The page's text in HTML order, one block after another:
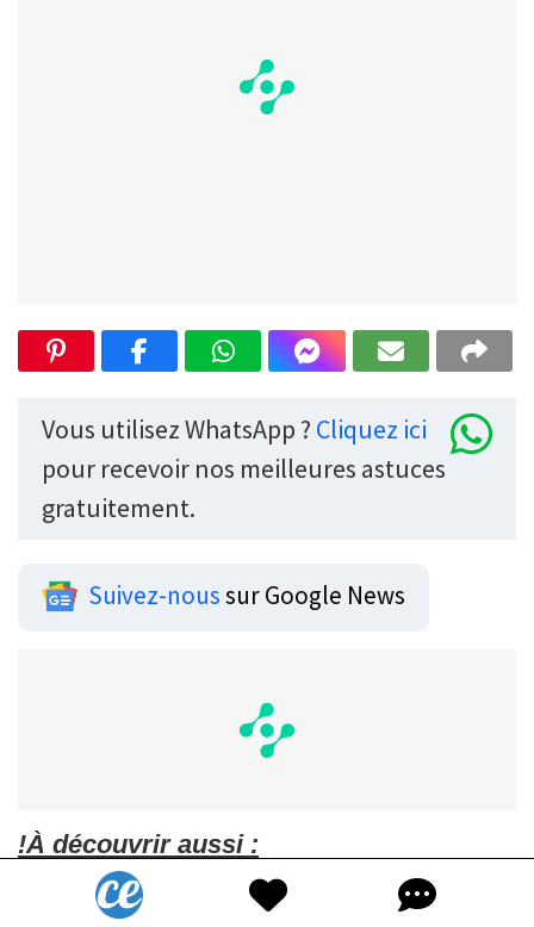
Vous utilisez WhatsApp ? Cliquez ici
pour recevoir nos meilleures astuces
gratuitement.
Suivez-noussur Google News
!À découvrir aussi :
30 utilisations étonnantes du bicarbonate